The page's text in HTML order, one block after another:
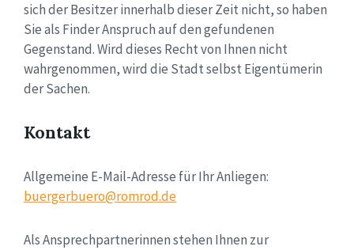
sich der Besitzer innerhalb dieser Zeit nicht, so haben
Sie als Finder Anspruch auf den gefundenen
Gegenstand. Wird dieses Recht von Ihnen nicht
wahrgenommen, wird die Stadt selbst Eigentümerin
der Sachen.
Kontakt
Allgemeine E-Mail-Adresse für Ihr Anliegen:
buergerbuero@romrod.de
Als Ansprechpartnerinnen stehen Ihnen zur